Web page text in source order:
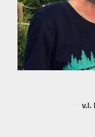
v.l.